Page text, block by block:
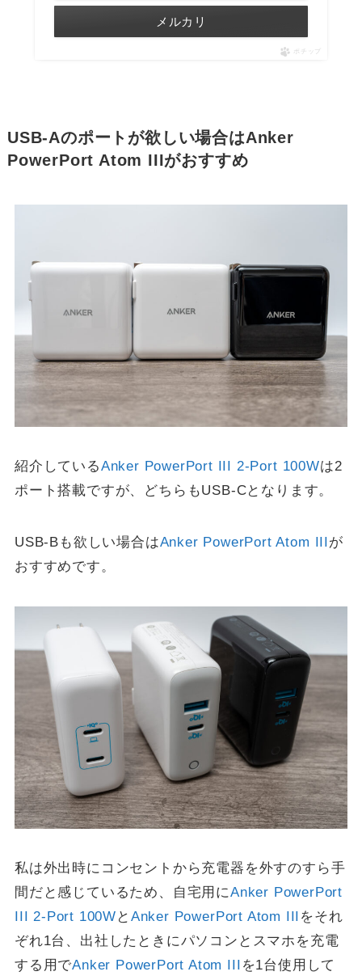
メルカリ
ポチップ
USB-Aのポートが欲しい場合はAnker
PowerPort Atom IIIがおすすめ
紹介しているAnker PowerPort III 2-Port 100Wは2
ポート搭載ですが、どちらもUSB-Cとなります。
USB-Bも欲しい場合はAnker PowerPort Atom IIIが
おすすめです。
私は外出時にコンセントから充電器を外すのすら手
間だと感じているため、自宅用にAnker PowerPort
III 2-Port 100W と Anker PowerPort Atom III をそれ
ぞれ1台、出社したときにパソコンとスマホを充電
する用でAnker PowerPort Atom III を1台使用して